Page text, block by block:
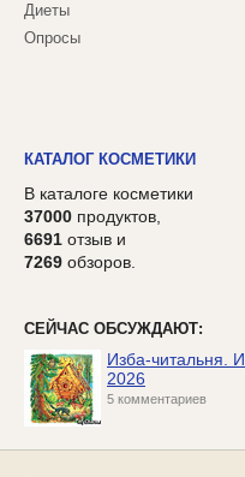
Диеты
Опросы
КАТАЛОГ КОСМЕТИКИ
В каталоге косметики
37000 продуктов,
6691 отзыв и
7269 обзоров.
СЕЙЧАС ОБСУЖДАЮТ:
Изба-читальня.
2026
5 комментариев